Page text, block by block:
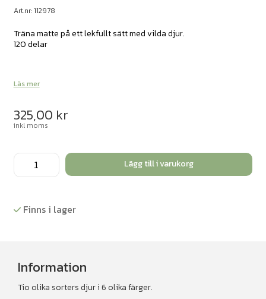
Art.nr: 112978
Träna matte på ett lekfullt sätt med vilda djur.
120 delar
Läs mer
325,00 kr
inkl moms
Vilda
djur
räkna
Lägg till i varukorg
Finns i lager
Information
Tio olika sorters djur i 6 olika färger.